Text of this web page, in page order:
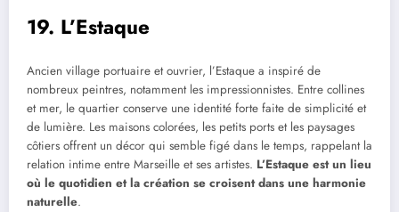
19. L’Estaque
Ancien village portuaire et ouvrier, l’Estaque a inspiré de
nombreux peintres, notamment les impressionnistes. Entre collines
et mer, le quartier conserve une identité forte faite de simplicité et
de lumière. Les maisons colorées, les petits ports et les paysages
côtiers offrent un décor qui semble figé dans le temps, rappelant la
relation intime entre Marseille et ses artistes. L’Estaque est un lieu
où le quotidien et la création se croisent dans une harmonie
naturelle.